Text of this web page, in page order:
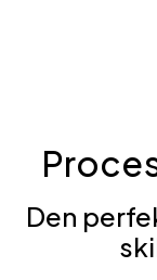
Den